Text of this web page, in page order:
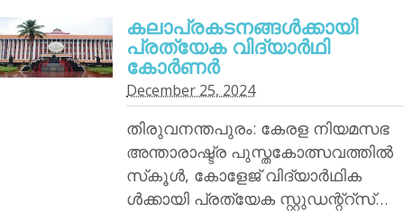
കലാപ്രകടനങ്ങള്‍ക്കായി
പ്രത്യേക വിദ്യാര്‍ഥി
കോര്‍ണര്‍
December 25, 2024
തിരുവനന്തപുരം: കേരള നിയമസഭ
അന്താരാഷ്ട്ര പുസ്തകോത്സവത്തില്‍
സ്‌കൂള്‍, കോളേജ് വിദ്യാര്‍ഥിക
ള്‍ക്കായി പ്രത്യേക സ്റ്റുഡന്റ്‌റ്‌സ്…